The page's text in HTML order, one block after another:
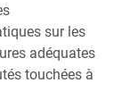
sur les
adéquates
touchées à